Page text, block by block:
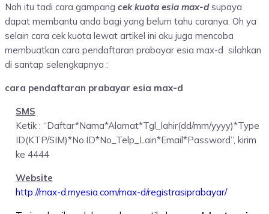
Nah itu tadi cara gampang cek kuota esia max-dsupaya
dapat membantu anda bagi yang belum tahu caranya. Oh ya
selain cara cek kuota lewat artikel ini aku juga mencoba
membuatkan cara pendaftaran prabayar esia max-d silahkan
di santap selengkapnya :
cara pendaftaran prabayar esia max-d
SMS
Ketik : “Daftar*Nama*Alamat*Tgl_lahir(dd/mm/yyyy)*Type
ID(KTP/SIM)*No.ID*No_Telp_Lain*Email*Password”, kirim
ke 4444
Website
http://max-d.myesia.com/max-d/registrasiprabayar/